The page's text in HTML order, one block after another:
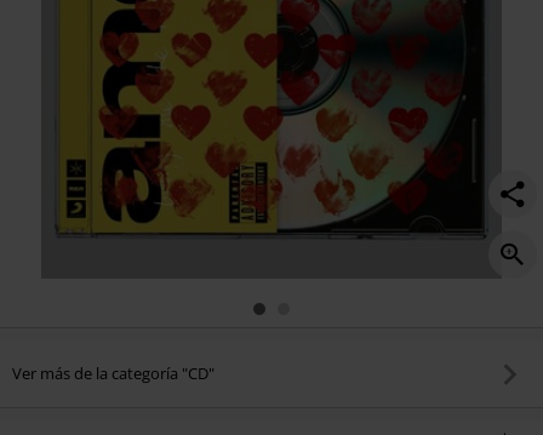
Ver más de la categoría "CD"